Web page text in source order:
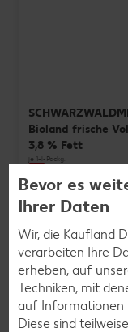
Bioland frische
3,8 % Fett
je 1-l-Packg.
1.59
Bevor es
Ihrer Daten
Wir, die Kaufland
verarbeiten Ihre
erheben, auf
Techniken, mit
auf Informationen
Diese sind